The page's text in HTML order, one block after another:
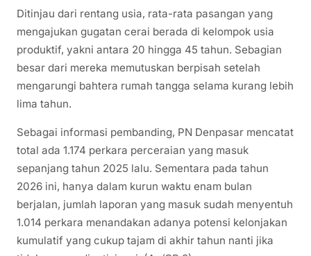
Ditinjau dari rentang usia, rata-rata pasangan yang
mengajukan gugatan cerai berada di kelompok usia
produktif, yakni antara 20 hingga 45 tahun. Sebagian
besar dari mereka memutuskan berpisah setelah
mengarungi bahtera rumah tangga selama kurang lebih
lima tahun.
Sebagai informasi pembanding, PN Denpasar mencatat
total ada 1.174 perkara perceraian yang masuk
sepanjang tahun 2025 lalu. Sementara pada tahun
2026 ini, hanya dalam kurun waktu enam bulan
berjalan, jumlah laporan yang masuk sudah menyentuh
1.014 perkara menandakan adanya potensi kelonjakan
kumulatif yang cukup tajam di akhir tahun nanti jika